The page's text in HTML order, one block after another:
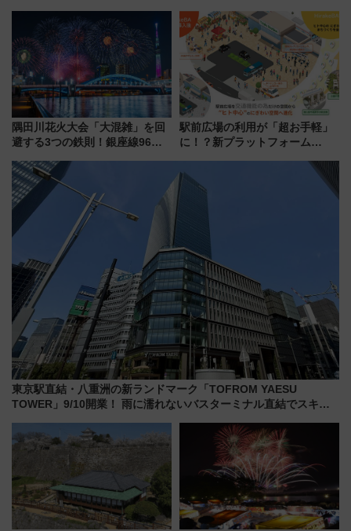
業 行き交う電車の音や振動を
感じながら「ととのう」新感覚
隅田川花火大会「大混雑」を回
避する3つの鉄則！銀座線96本
ツリー駅の規制まとめ 7/25開催
（2026年）
駅前広場の利用が「超お手軽」
に！？新プラットフォーム
マホで簡単申請 物販や演奏会な
どに【JR東日本】
東京駅直結・八重洲の新ランドマーク「TOFROM YAESU
TOWER」9/10開業！ 雨に濡れないバスターミナル直結でスキマ